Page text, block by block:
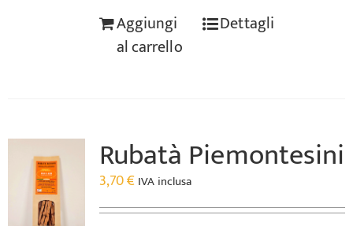
Aggiungi
al carrello
Dettagli
Rubatà Piemontesini
3,70€ IVA inclusa